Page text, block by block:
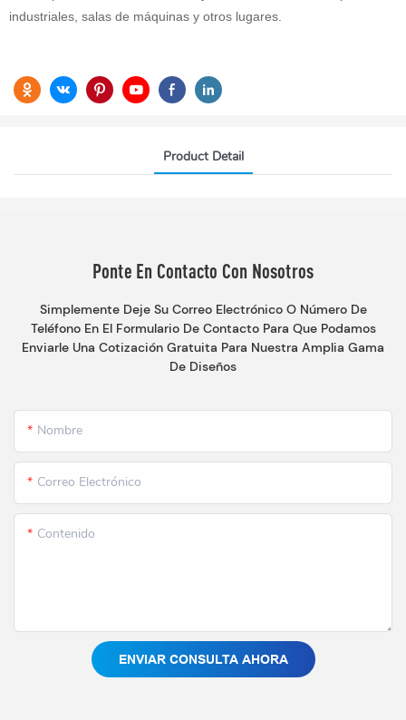
industriales, salas de máquinas y otros lugares.
Product Detail
Ponte En Contacto Con Nosotros
Simplemente Deje Su Correo Electrónico O Número De
Teléfono En El Formulario De Contacto Para Que Podamos
Enviarle Una Cotización Gratuita Para Nuestra Amplia Gama
De Diseños
Nombre
Correo Electrónico
Contenido
ENVIAR CONSULTA AHORA